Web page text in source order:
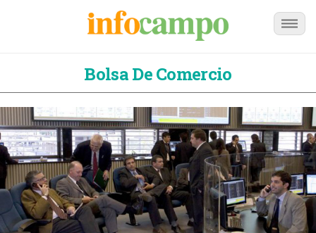
Bolsa De Comercio